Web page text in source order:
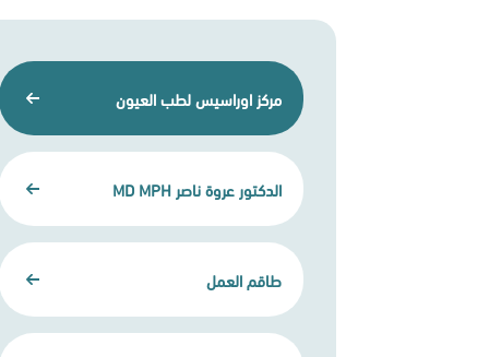
مركز اوراسيس لطب العيون
الدكتور عروة ناصر MD MPH
طاقم العمل